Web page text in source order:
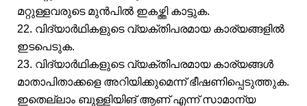
മറ്റുള്ളവരുടെ മുൻപിൽ ഇകഴ്ത്തി കാട്ടുക.
22. വിദ്യാർഥികളുടെ വ്യക്തിപരമായ കാര്യങ്ങളിൽ
ഇടപെടുക.
23. വിദ്യാർഥികളുടെ വ്യക്തിപരമായ കാര്യങ്ങൾ
മാതാപിതാക്കളെ അറിയിക്കുമെന്ന് ഭീഷണിപ്പെടുത്തുക.
ഇതെല്ലാം ബുള്ളിയിങ് ആണ് എന്ന് സാമാന്യ